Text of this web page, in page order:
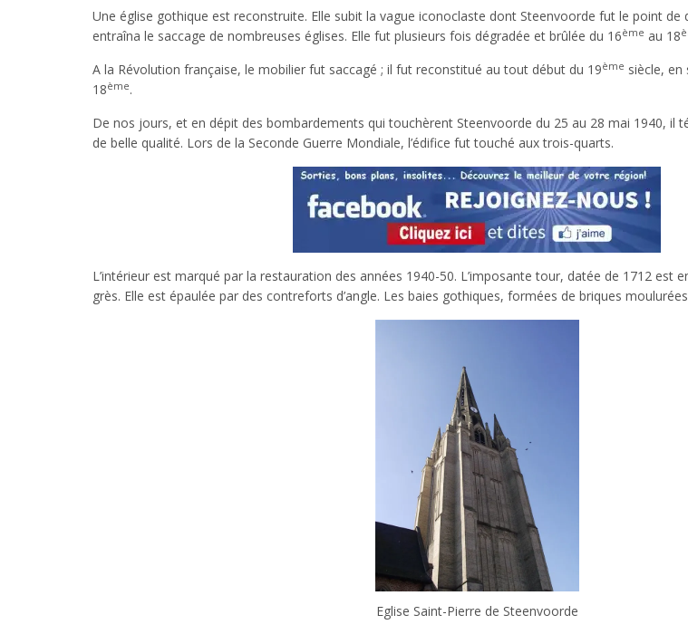
Une église gothique est reconstruite. Elle subit la vague iconoclaste dont Steenvoorde fut le point de
entraîna le saccage de nombreuses églises. Elle fut plusieurs fois dégradée et brûlée du 16ème au 18
A la Révolution française, le mobilier fut saccagé ; il fut reconstitué au tout début du 19ème siècle, en
18ème.
De nos jours, et en dépit des bombardements qui touchèrent Steenvoorde du 25 au 28 mai 1940, il
de belle qualité. Lors de la Seconde Guerre Mondiale, l’édifice fut touché aux trois-quarts.
L’intérieur est marqué par la restauration des années 1940-50. L’imposante tour, datée de 1712 est
grès. Elle est épaulée par des contreforts d’angle. Les baies gothiques, formées de briques
Eglise Saint-Pierre de Steenvoorde